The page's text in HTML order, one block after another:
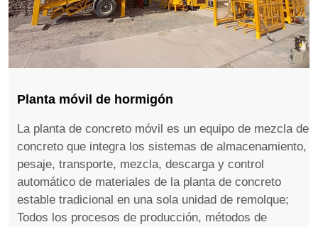
Planta móvil de hormigón
La planta de concreto móvil es un equipo de mezcla de
concreto que integra los sistemas de almacenamiento,
pesaje, transporte, mezcla, descarga y control
automático de materiales de la planta de concreto
estable tradicional en una sola unidad de remolque;
Todos los procesos de producción, métodos de